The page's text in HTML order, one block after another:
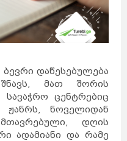
დაწესებულება
მათ შორის
ცენტრებიც
ნოველიდან
დღის
ადამიანი და რამე